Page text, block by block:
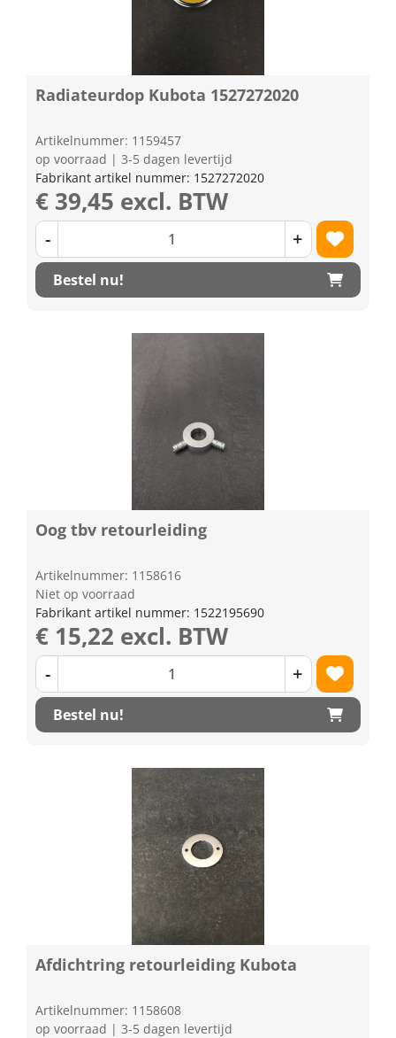
Radiateurdop Kubota 1527272020
Artikelnummer: 1159457
op voorraad | 3-5 dagen levertijd
Fabrikant artikel nummer: 1527272020
€ 39,45 excl. BTW
- +
Bestel nu!
Oog tbv retourleiding
Artikelnummer: 1158616
Niet op voorraad
Fabrikant artikel nummer: 1522195690
€ 15,22 excl. BTW
- +
Bestel nu!
Afdichtring retourleiding Kubota
Artikelnummer: 1158608
op voorraad | 3-5 dagen levertijd